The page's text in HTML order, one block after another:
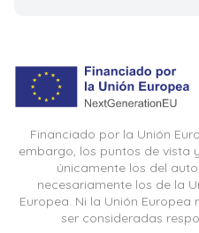
Financiado por la Unión
embargo, los puntos de vista
únicamente los del
necesariamente los de la
Europea. Ni la Unión
ser consideradas